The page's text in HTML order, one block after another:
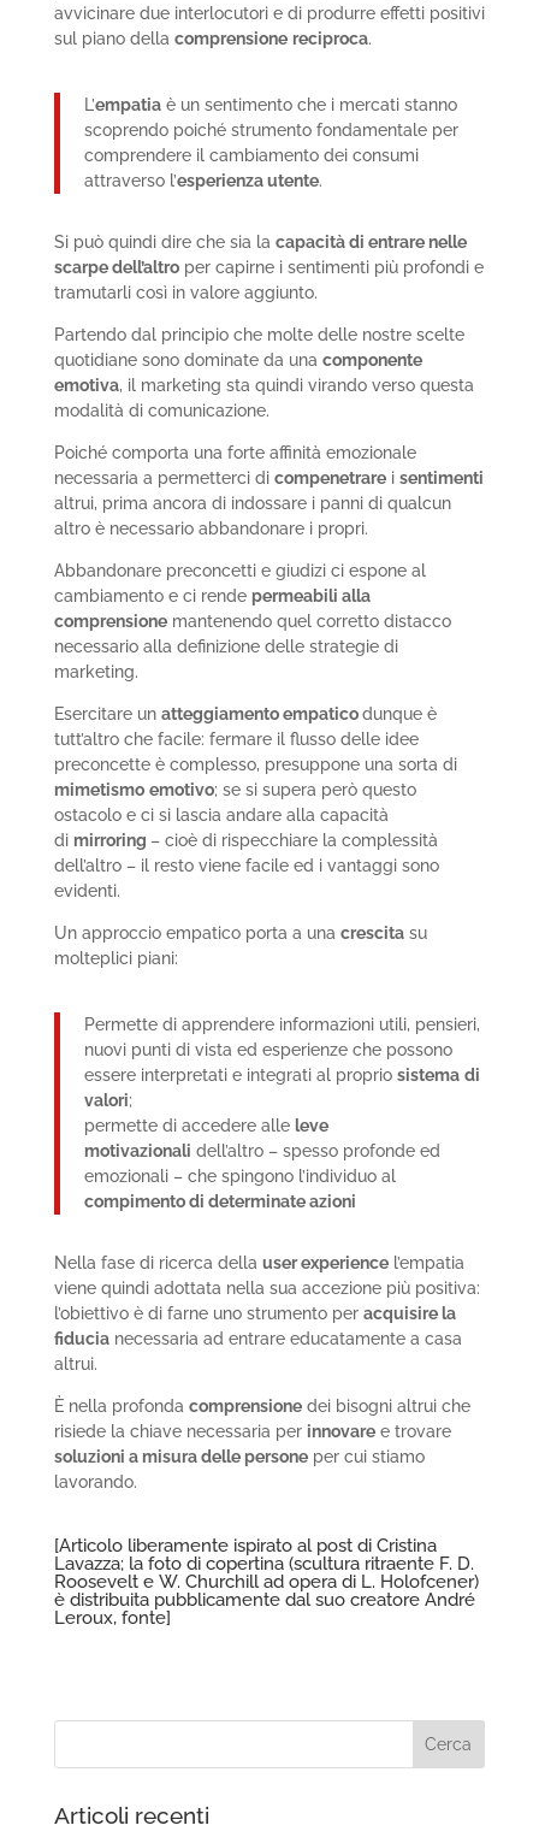
avvicinare due interlocutori e di produrre effetti positivi
sul piano della comprensione reciproca.
L’empatiaè un sentimento che i mercati stanno
scoprendo poiché strumento fondamentale per
comprendere il cambiamento dei consumi
attraverso l’esperienza utente.
Si può quindi dire che sia la capacità di entrare nelle
scarpe dell’altroper capirne i sentimenti più profondi e
tramutarli così in valore aggiunto.
Partendo dal principio che molte delle nostre scelte
quotidiane sono dominate da una componente
emotiva, il marketing sta quindi virando verso questa
modalità di comunicazione.
Poiché comporta una forte affinità emozionale
necessaria a permetterci di compenetrarei sentimenti
altrui, prima ancora di indossare i panni di qualcun
altro è necessario abbandonare i propri.
Abbandonare preconcetti e giudizi ci espone al
cambiamento e ci rende permeabili alla
comprensionemantenendo quel corretto distacco
necessario alla definizione delle strategie di
marketing.
Esercitare un atteggiamento empaticodunque è
tutt’altro che facile: fermare il flusso delle idee
preconcette è complesso, presuppone una sorta di
mimetismo emotivo; se si supera però questo
ostacolo e ci si lascia andare alla capacità
di mirroring – cioè di rispecchiare la complessità
dell’altro – il resto viene facile ed i vantaggi sono
evidenti.
Un approccio empatico porta a una crescitasu
molteplici piani:
Permette di apprendere informazioni utili, pensieri,
nuovi punti di vista ed esperienze che possono
essere interpretati e integrati al proprio sistema di
valori;
permette di accedere alle leve
motivazionali dell’altro – spesso profonde ed
emozionali – che spingono l’individuo al
compimento di determinate azioni
Nella fase di ricerca della user experiencel’empatia
viene quindi adottata nella sua accezione più positiva:
l’obiettivo è di farne uno strumento per acquisire la
fiducianecessaria ad entrare educatamente a casa
altrui.
È nella profonda comprensionedei bisogni altrui che
risiede la chiave necessaria per innovaree trovare
soluzioni a misura delle personeper cui stiamo
lavorando.
[Articolo liberamente ispirato al postdi Cristina
Lavazza; la foto di copertina (scultura ritraente F. D.
Roosevelt e W. Churchill ad opera di L. Holofcener)
è distribuita pubblicamente dal suo creatore André
Leroux, fonte]
Articoli recenti